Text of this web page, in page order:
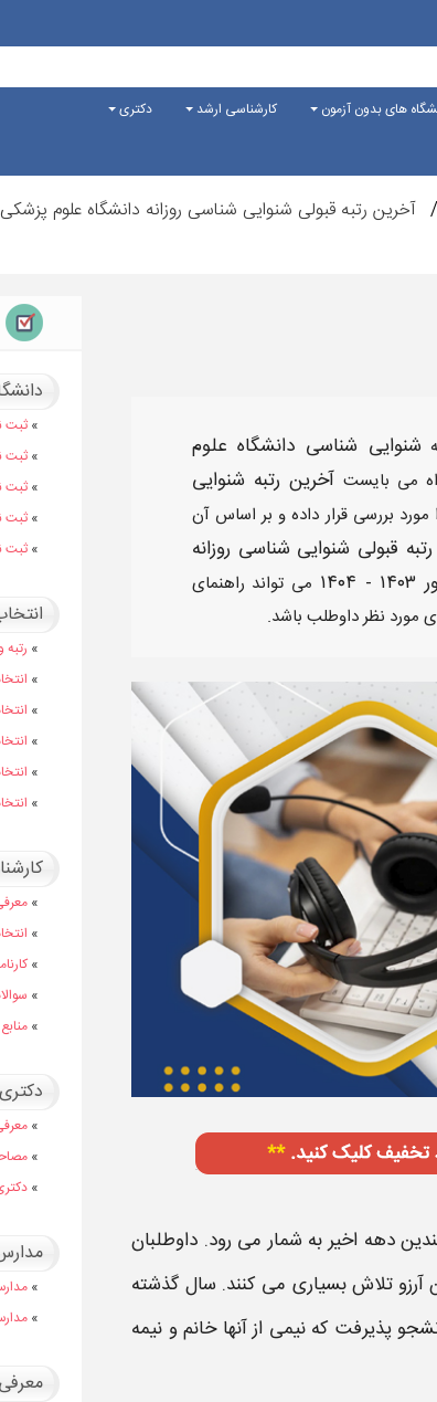
های بدون آزمون کارشناسی ارشد
دکتری
آخرین رتبه قبولی شنوایی شناسی روزانه دانشگاه علوم
شنوایی شناسی دانشگاه علوم
می بایست آخرین رتبه شنوایی
بررسی قرار داده و بر اساس آن
قبولی شنوایی شناسی روزانه
می تواند راهنمای
مورد نظر داوطلب باشد.
دهه اخیر به شمار می رود. داوطلبان
آرزو تلاش بسیاری می کنند. سال گذشته
اول و نیمسال دوم بیش از 208 دانشجو پذیرفت که نیمی از آنها خانم و نیمه
» ثبت
»ثبت
» ثبت
» ثبت
» ثبت
»
»
»
»
»
»
»
»
»
»
»
دکتری
»
»
»
»
»